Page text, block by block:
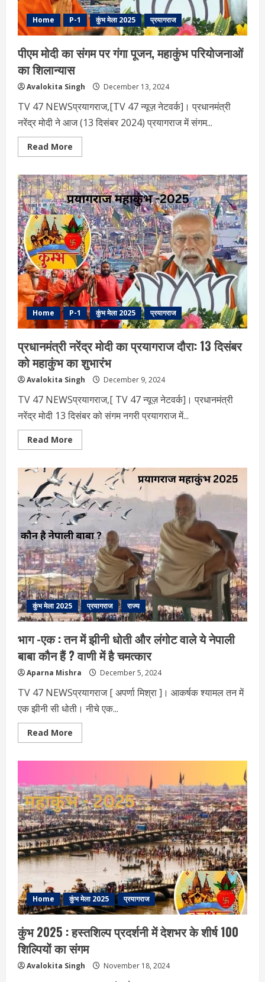
Home P-1 कुंभ मेला 2025 प्रयागराज
पीएम मोदी का संगम पर गंगा पूजन, महाकुंभ परियोजनाओं
का शिलान्यास
Avalokita Singh December 13, 2024
TV 47 NEWSप्रयागराज,[TV 47 न्यूज़ नेटवर्क]। प्रधानमंत्री
नरेंद्र मोदी ने आज (13 दिसंबर 2024) प्रयागराज में संगम...
Read More
more
मोदी
का
संगम
पर
गंगा
पूजन,
महाकुंभ
परियोजनाओं
का
शिलान्यास
Home P-1 कुंभ मेला 2025 प्रयागराज
प्रधानमंत्री नरेंद्र मोदी का प्रयागराज दौरा: 13 दिसंबर
को महाकुंभ का शुभारंभ
Avalokita Singh December 9, 2024
TV 47 NEWSप्रयागराज,[ TV 47 न्यूज़ नेटवर्क]। प्रधानमंत्री
नरेंद्र मोदी 13 दिसंबर को संगम नगरी प्रयागराज में...
Read More
more
मोदी
का
प्रयागराज
दौरा:
13
दिसंबर
को
महाकुंभ
का
शुभारंभ
कुंभ मेला 2025 प्रयागराज राज्य
भाग -एक : तन में झीनी धोती और लंगोट वाले ये नेपाली
बाबा कौन हैं ? वाणी में है चमत्‍कार
Aparna Mishra December 5, 2024
TV 47 NEWSप्रयागराज [ अपर्णा मिश्रा ]। आकर्षक श्‍यामल तन में
एक झीनी सी धोती। नीचे एक...
Read More
more
तन
में
झीनी
धोती
और
लंगोट
वाले
ये
नेपाली
बाबा
कौन
हैं
?
वाणी
में
है
चमत्‍कार
Home कुंभ मेला 2025 प्रयागराज
कुंभ 2025 : हस्तशिल्प प्रदर्शनी में देशभर के शीर्ष 100
शिल्पियों का संगम
Avalokita Singh November 18, 2024